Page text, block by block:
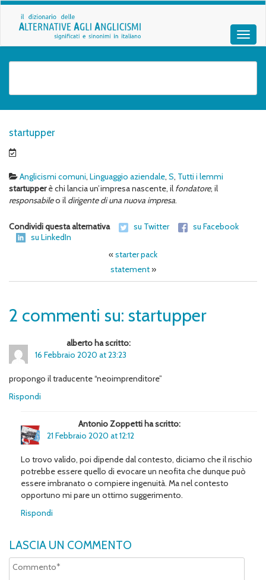
startupper
Anglicismi comuni, Linguaggio aziendale, S, Tutti i lemmi
startupperè chi lancia un’impresa nascente, il fondatore, il
responsabileo il dirigente di una nuova impresa.
Condividi questa alternativa su Twitter
su Facebook
su LinkedIn
«starter pack
statement»
2 commenti su: startupper
alberto ha scritto:
16 Febbraio 2020 at 23:23
propongo il traducente “neoimprenditore”
Rispondi
Antonio Zoppetti ha scritto:
21 Febbraio 2020 at 12:12
Lo trovo valido, poi dipende dal contesto, diciamo che il rischio
potrebbe essere quello di evocare un neofita che dunque può
essere imbranato o compiere ingenuità. Ma nel contesto
opportuno mi pare un ottimo suggerimento.
Rispondi
LASCIA UN COMMENTO